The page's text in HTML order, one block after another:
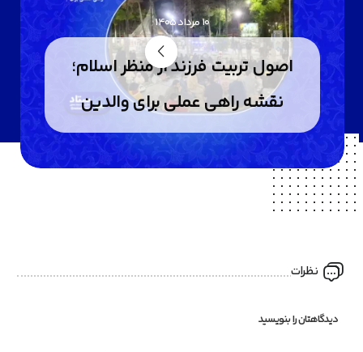
10 مرداد 1405
اصول تربیت فرزند از منظر اسلام؛
نقشه راهی عملی برای والدین
نظرات
دیدگاهتان را بنویسید